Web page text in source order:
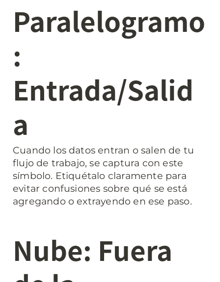
Paralelogramo
:
Entrada/Salid
a
Cuando los datos entran o salen de tu
flujo de trabajo, se captura con este
símbolo. Etiquétalo claramente para
evitar confusiones sobre qué se está
agregando o extrayendo en ese paso.
Nube: Fuera